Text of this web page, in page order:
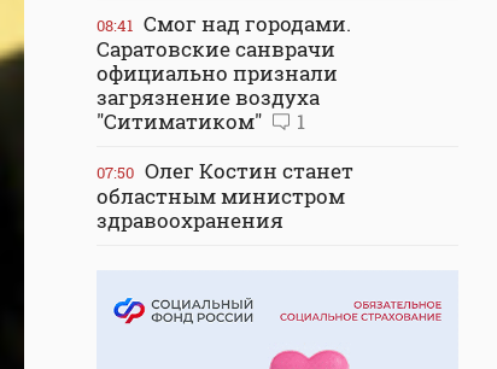
08:41 Смог над городами.
Саратовские санврачи
официально признали
загрязнение воздуха
"Ситиматиком"
1
07:50 Олег Костин станет
областным министром
здравоохранения